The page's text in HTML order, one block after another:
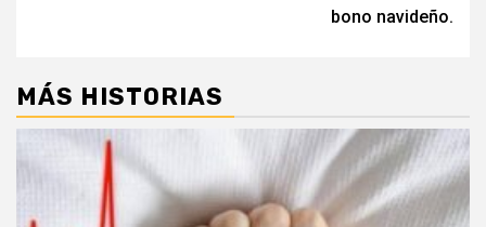
bono navideño.
MÁS HISTORIAS